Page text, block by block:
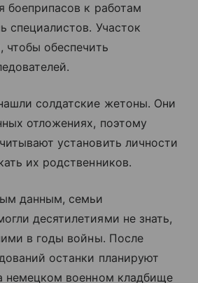
боеприпасов к работам
специалистов. Участок
чтобы обеспечить
солдатские жетоны. Они
отложениях, поэтому
установить личности
их родственников.
данным, семьи
десятилетиями не знать,
в годы войны. После
останки планируют
немецком военном кладбище